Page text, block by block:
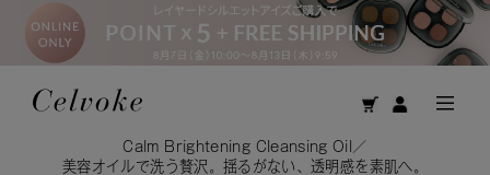
Calm Brightening Cleansing Oil／
美容オイルで洗う贅沢。揺るがない、透明感を素肌へ。